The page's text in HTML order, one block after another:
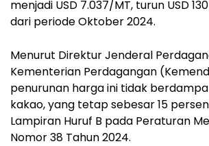
menjadi USD 7.037/MT, turun USD
dari periode Oktober 2024.
Menurut Direktur Jenderal
Kementerian Perdagangan
penurunan harga ini tidak
kakao, yang tetap sebesar 15
Lampiran Huruf B pada Peraturan
Nomor 38 Tahun 2024.